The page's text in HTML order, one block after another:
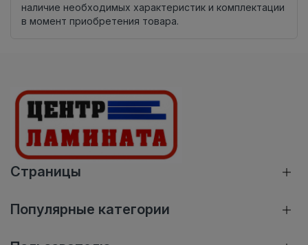
наличие необходимых характеристик и комплектации
в момент приобретения товара.
Страницы
Популярные категории